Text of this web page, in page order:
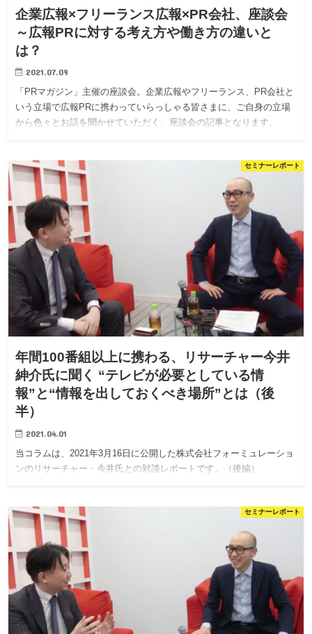
企業広報×フリーランス広報×PR会社、座談会
～広報PRに対する考え方や働き方の違いと
は？
2021.07.09
「PRマガジン」主催の座談会。企業広報やフリーランス、PR会社と
いう立場で広報PRに携わっていらっしゃる皆さまに、ご自身の立場
から色々とお話を聞かせていただく、座談会の記事となります。
セミナーレポート
年間100番組以上に携わる、リサーチャー今井
紳介氏に聞く “テレビが必要としている情
報”と“情報を出しておくべき場所”とは（後
半）
2021.04.01
当コラムは、2021年3月16日に公開した株式会社フォーミュレーショ
ンのリサーチャー・今井氏との対談レポートです。（後編）
セミナーレポート